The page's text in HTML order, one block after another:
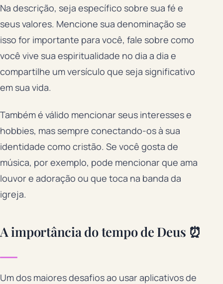
Na descrição, seja específico sobre sua fé e
seus valores. Mencione sua denominação se
isso for importante para você, fale sobre como
você vive sua espiritualidade no dia a dia e
compartilhe um versículo que seja significativo
em sua vida.
Também é válido mencionar seus interesses e
hobbies, mas sempre conectando-os à sua
identidade como cristão. Se você gosta de
música, por exemplo, pode mencionar que ama
louvor e adoração ou que toca na banda da
igreja.
A importância do tempo de Deus ⏰
Um dos maiores desafios ao usar aplicativos de